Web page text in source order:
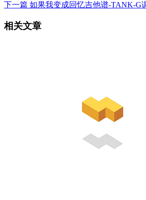
下一篇 如果我变成回忆吉他谱-TANK-G
相关文章